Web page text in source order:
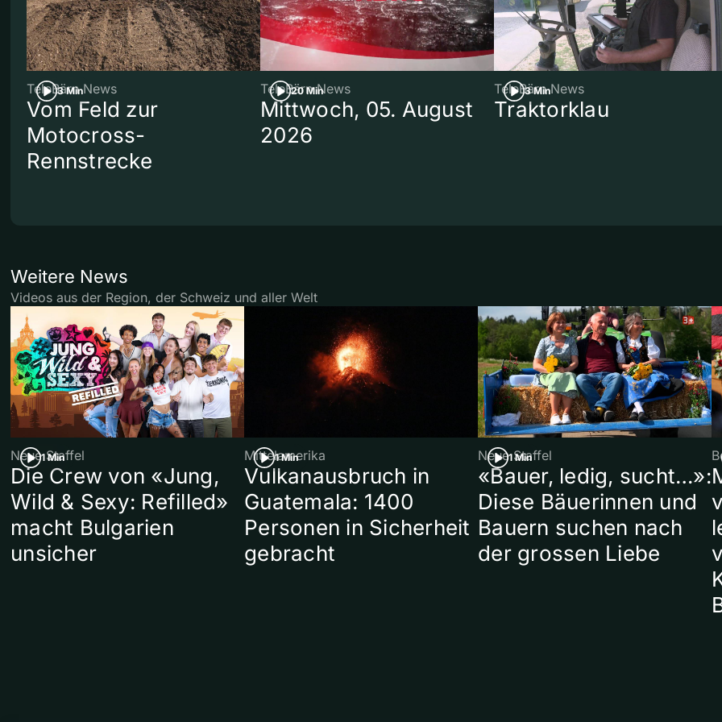
3 Min
TeleBärn News
Vom Feld zur
Motocross-
Rennstrecke
20 Min
TeleBärn News
Mittwoch, 05. August
2026
3 Min
TeleBärn News
Traktorklau
Weitere News
Videos aus der Region, der Schweiz und aller Welt
1 Min
Neue Staffel
Die Crew von «Jung,
Wild & Sexy: Refilled»
macht Bulgarien
unsicher
1 Min
Mittelamerika
Vulkanausbruch in
Guatemala: 1400
Personen in Sicherheit
gebracht
1 Min
Neue Staffel
«Bauer, ledig, sucht…»:
Diese Bäuerinnen und
Bauern suchen nach
der grossen Liebe